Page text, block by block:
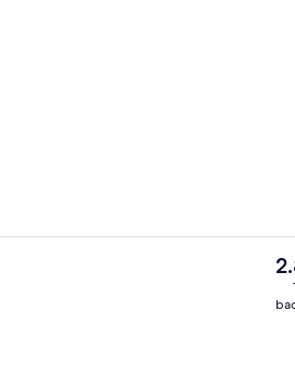
nghi đơn giản, không hút thuốc | Bộ đồ
Thức
tại